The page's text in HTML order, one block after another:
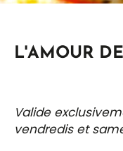
L'AMOUR
Valide
vendredis et